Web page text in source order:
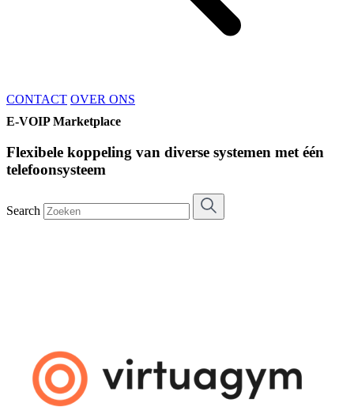
CONTACT OVER ONS
E-VOIP Marketplace
Flexibele koppeling van diverse systemen met één
telefoonsysteem
Search